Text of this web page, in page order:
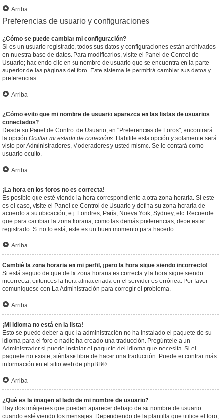
Arriba
Preferencias de usuario y configuraciones
¿Cómo se puede cambiar mi configuración?
Si es un usuario registrado, todos sus datos y configuraciones están archivados
en nuestra base de datos. Para modificarlos, visite el Panel de Control de
Usuario; haciendo clic en su nombre de usuario que se encuentra en la parte
superior de las páginas del foro. Este sistema le permitirá cambiar sus datos y
preferencias.
Arriba
¿Cómo evito que mi nombre de usuario aparezca en las listas de usuarios
conectados?
Desde su Panel de Control de Usuario, en "Preferencias de Foros", encontrará
la opción Ocultar mi estado de conexións. Habilite esta opción y solamente será
visto por Administradores, Moderadores y usted mismo. Se le contará como
usuario oculto.
Arriba
¡La hora en los foros no es correcta!
Es posible que esté viendo la hora correspondiente a otra zona horaria. Si este
es el caso, visite el Panel de Control de Usuario y defina su zona horaria de
acuerdo a su ubicación, e.j. Londres, París, Nueva York, Sydney, etc. Recuerde
que para cambiar la zona horaria, como las demás preferencias, debe estar
registrado. Si no lo está, este es un buen momento para hacerlo.
Arriba
Cambié la zona horaria en mi perfil, ¡pero la hora sigue siendo incorrecto!
Si está seguro de que de la zona horaria es correcta y la hora sigue siendo
incorrecta, entonces la hora almacenada en el servidor es errónea. Por favor
comuníquese con La Administración para corregir el problema.
Arriba
¡Mi idioma no está en la lista!
Esto se puede deber a que la administración no ha instalado el paquete de su
idioma para el foro o nadie ha creado una traducción. Pregúntele a un
Administrador si puede instalar el paquete del idioma que necesita. Si el
paquete no existe, siéntase libre de hacer una traducción. Puede encontrar más
información en el sitio web de phpBB®
Arriba
¿Qué es la imagen al lado de mi nombre de usuario?
Hay dos imágenes que pueden aparecer debajo de su nombre de usuario
cuando esté viendo los mensajes. Dependiendo de la plantilla que utilice el foro,